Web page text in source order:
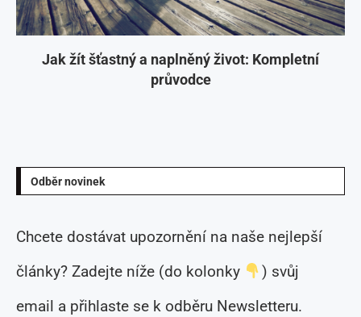
Jak žít šťastný a naplněný život: Kompletní
průvodce
Odběr novinek
Chcete dostávat upozornění na naše nejlepší
články? Zadejte níže (do kolonky
) svůj
email a přihlaste se k odběru Newsletteru.